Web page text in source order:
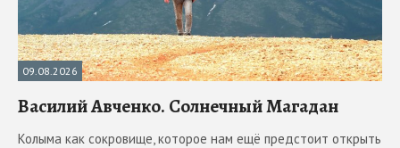
09.08.2026
Василий Авченко. Солнечный Магадан
Колыма как сокровище, которое нам ещё предстоит открыть